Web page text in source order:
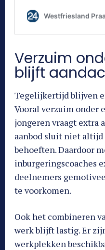
Verzuim
blijft
Tegelijkertijd blijven
Vooral verzuim onder
jongeren vraagt extra
aanbod sluit niet altijd
behoeften. Daardoor
inburgeringscoaches
deelnemers
te voorkomen.
Ook het combineren
werk blijft lastig. Er
werkplekken